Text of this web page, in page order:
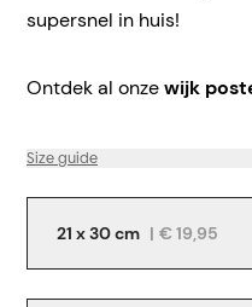
supersnel in huis!
Ontdek al onzewijk
Size guide
21 x 30 cm | € 19,95